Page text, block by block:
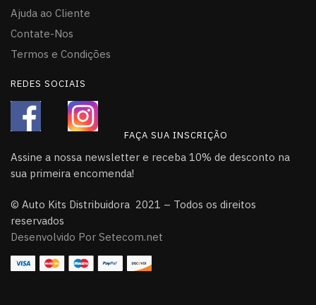
Ajuda ao Cliente
Contate-Nos
Termos e Condições
REDES SOCIAIS
FAÇA SUA INSCRIÇÃO
Assine a nossa newsletter e receba 10% de desconto na
sua primeira encomenda!
© Auto Kits Distribuidora 2021 – Todos os direitos
reservados
Desenvolvido Por Setecom.net